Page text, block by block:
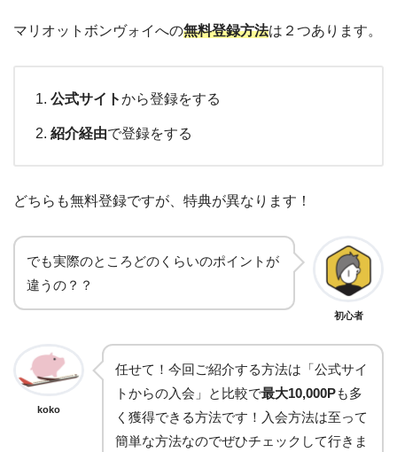
マリオットボンヴォイへの無料登録方法は２つあります。
公式サイトから登録をする
紹介経由で登録をする
どちらも無料登録ですが、特典が異なります！
でも実際のところどのくらいのポイントが
違うの？？
初心者
koko
任せて！今回ご紹介する方法は「公式サイ
トからの入会」と比較で最大10,000Pも多
く獲得できる方法です！入会方法は至って
簡単な方法なのでぜひチェックして行きま